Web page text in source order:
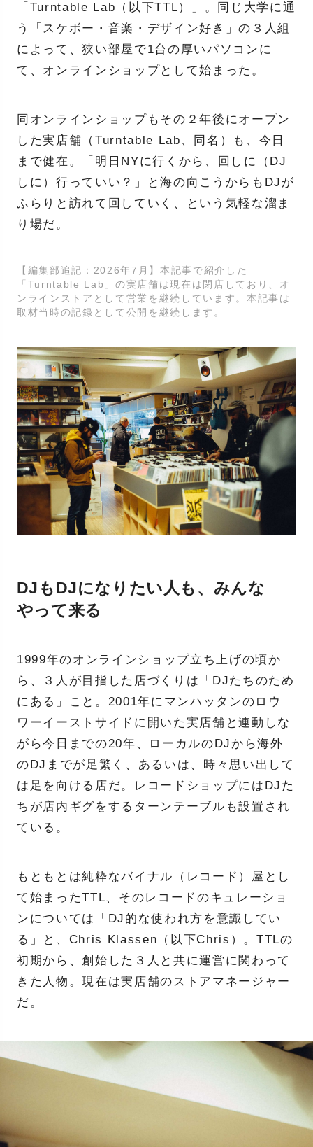
「Turntable Lab（以下TTL）」。同じ大学に通
う「スケボー・音楽・デザイン好き」の３人組
によって、狭い部屋で1台の厚いパソコンに
て、オンラインショップとして始まった。
同オンラインショップもその２年後にオープン
した実店舗（Turntable Lab、同名）も、今日
まで健在。「明日NYに行くから、回しに（DJ
しに）行っていい？」と海の向こうからもDJが
ふらりと訪れて回していく、という気軽な溜ま
り場だ。
【編集部追記：2026年7月】本記事で紹介した
「Turntable Lab」の実店舗は現在は閉店しており、オ
ンラインストアとして営業を継続しています。本記事は
取材当時の記録として公開を継続します。
DJもDJになりたい人も、みんな
やって来る
1999年のオンラインショップ立ち上げの頃か
ら、３人が目指した店づくりは「DJたちのため
にある」こと。2001年にマンハッタンのロウ
ワーイーストサイドに開いた実店舗と連動しな
がら今日までの20年、ローカルのDJから海外
のDJまでが足繁く、あるいは、時々思い出して
は足を向ける店だ。レコードショップにはDJた
ちが店内ギグをするターンテーブルも設置され
ている。
もともとは純粋なバイナル（レコード）屋とし
て始まったTTL、そのレコードのキュレーショ
ンについては「DJ的な使われ方を意識してい
る」と、Chris Klassen（以下Chris）。TTLの
初期から、創始した３人と共に運営に関わって
きた人物。現在は実店舗のストアマネージャー
だ。